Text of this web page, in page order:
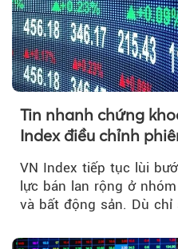
Tin nhanh chứng
Index điều chỉnh
VN Index tiếp tục lùi
lực bán lan rộng ở
và bất động sản. Dù